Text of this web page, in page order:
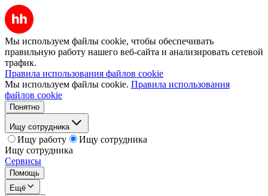
Мы используем файлы cookie, чтобы обеспечивать
правильную работу нашего веб-сайта и анализировать сетевой
трафик.
Правила использования файлов cookie
Мы используем файлы cookie. Правила использования
файлов cookie
Понятно
Ищу сотрудника
Ищу работу
Ищу сотрудника
Ищу сотрудника
Сервисы
Помощь
Ещё